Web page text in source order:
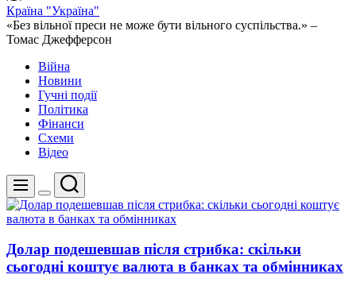
Країна "Україна"
«Без вільної преси не може бути вільного суспільства.» –
Томас Джефферсон
Війна
Новини
Гучні події
Політика
Фінанси
Схеми
Відео
Меню
Перемикач
кольорового
режиму
Пошук
Долар подешевшав після стрибка: скільки
сьогодні коштує валюта в банках та обмінниках